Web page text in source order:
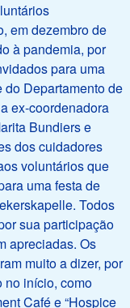
em dezembro de
à pandemia, por
para uma
do Departamento de
ex-coordenadora
Bundiers e
dos cuidadores
voluntários que
uma festa de
Todos
sua participação
apreciadas. Os
muito a dizer, por
no início, como
Café e “Hospice